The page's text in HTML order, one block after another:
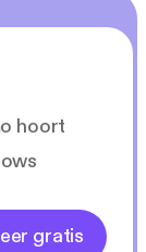
hoort
gratis